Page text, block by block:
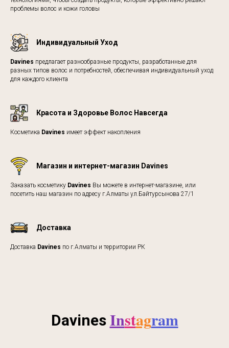
проблемы волос и кожи головы
Индивидуальный Уход
Davines предлагает разнообразные продукты, разработанные для
разных типов волос и потребностей, обеспечивая индивидуальный уход
для каждого клиента
Красота и Здоровье Волос Навсегда
Косметика Davines имеет эффект накопления
Магазин и интернет-магазин Davines
Заказать косметику Davines Вы можете в интернет-магазине, или
посетить наш магазин по адресу г.Алматы ул.Байтурсынова 27/1
Доставка
Доставка Davines по г.Алматы и территории РК
Davines Instagram